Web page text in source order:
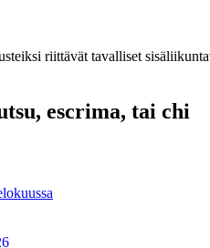
riittävät tavalliset
escrima, tai chi